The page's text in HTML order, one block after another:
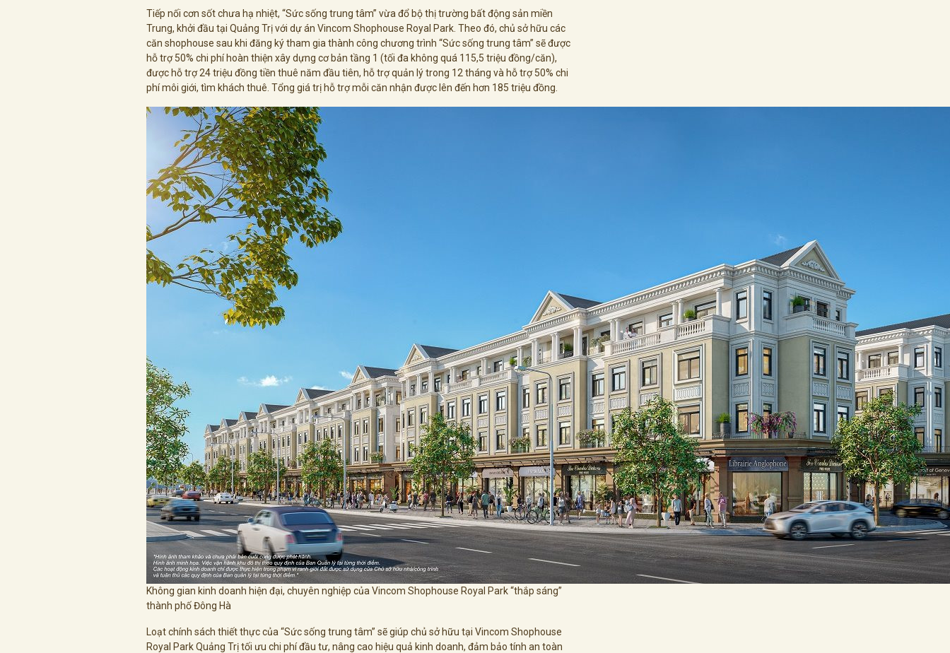
Tiếp nối cơn sốt chưa hạ nhiệt, “Sức sống trung tâm” vừa đổ bộ thị trường bất động sản miền
Trung, khởi đầu tại Quảng Trị với dự án Vincom Shophouse Royal Park. Theo đó, chủ sở hữu các
căn shophouse sau khi đăng ký tham gia thành công chương trình “Sức sống trung tâm” sẽ được
hỗ trợ 50% chi phí hoàn thiện xây dựng cơ bản tầng 1 (tối đa không quá 115,5 triệu đồng/căn),
được hỗ trợ 24 triệu đồng tiền thuê năm đầu tiên, hỗ trợ quản lý trong 12 tháng và hỗ trợ 50% chi
phí môi giới, tìm khách thuê. Tổng giá trị hỗ trợ mỗi căn nhận được lên đến hơn 185 triệu đồng.
Không gian kinh doanh hiện đại, chuyên nghiệp của Vincom Shophouse Royal Park “thắp sáng”
thành phố Đông Hà
Loạt chính sách thiết thực của “Sức sống trung tâm” sẽ giúp chủ sở hữu tại Vincom Shophouse
Royal Park Quảng Trị tối ưu chi phí đầu tư, nâng cao hiệu quả kinh doanh, đảm bảo tính an toàn